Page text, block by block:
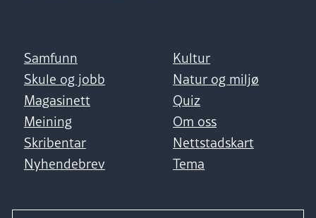
Samfunn
Kultur
Skule og jobb
Natur og miljø
Magasinett
Quiz
Meining
Om oss
Skribentar
Nettstadskart
Nyhendebrev
Tema